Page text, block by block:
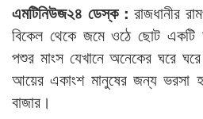
এমটিনিউজ২৪ ডেস্ক :রাজধানীর
বিকেল থেকে জমে ওঠে ছোট একটি
পশুর মাংস যেখানে অনেকের ঘরে
আয়ের একাংশ মানুষের জন্য ভরসা
বাজার।